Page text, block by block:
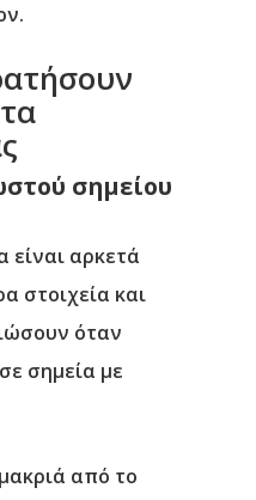
σημείου
είναι αρκετά
στοιχεία και
όταν
σημεία με
από το